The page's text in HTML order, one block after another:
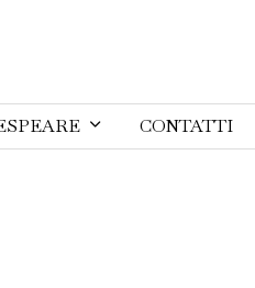
CONTATTI